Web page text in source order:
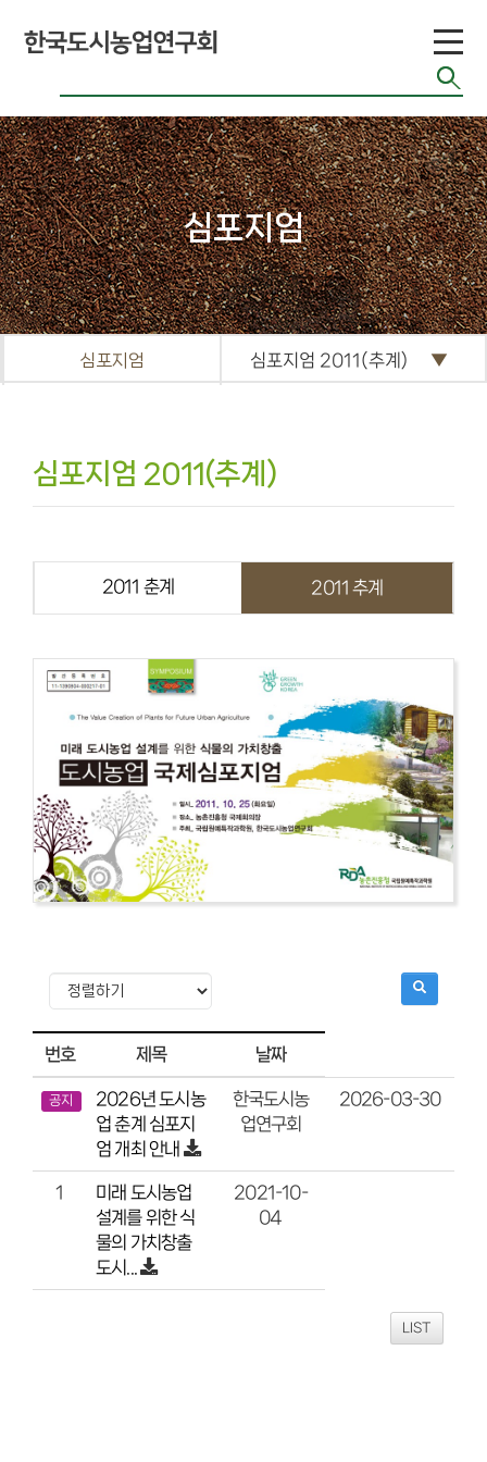
도시농업 법령
반려식물
관련 사이트
커
뮤
니
티
공지게시판
도시농업 관련
FAQ
심포지엄
심포지엄 심포지엄 2011(추계)
심포지엄 2011(추계)
2011 춘계 2011 추계
번호 제목 날짜
공지 2026년 도시농
업 춘계 심포지
엄 개최 안내
한국도시농
업연구회
2026-03-30
1 미래 도시농업
설계를 위한 식
물의 가치창출
도시...
2021-10-
04
LIST